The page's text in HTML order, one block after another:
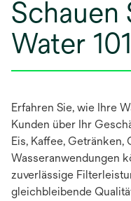
Schauen
Water
Erfahren Sie, wie Ihre
Kunden über Ihr
Eis, Kaffee, Getränken,
Wasseranwendungen
zuverlässige
gleichbleibende